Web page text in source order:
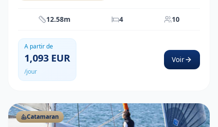
12.58m 4 10
A partir de
1,093 EUR
/jour
Voir
Catamaran